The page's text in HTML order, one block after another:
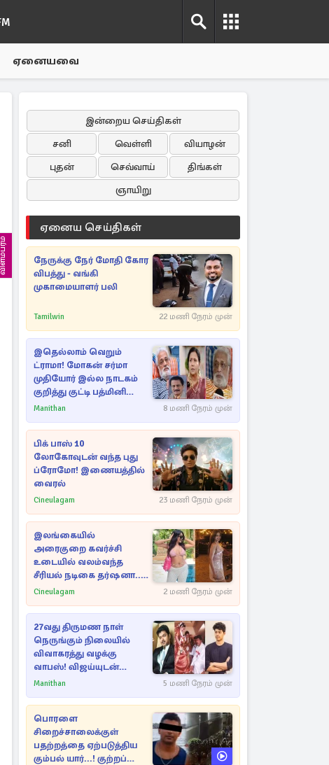
ஏனையவை
இன்றைய செய்திகள்
சனி
வெள்ளி
வியாழன்
புதன்
செவ்வாய்
திங்கள்
ஞாயிறு
ஏனைய செய்திகள்
நேருக்கு நேர் மோதி கோர
விபத்து - வங்கி
முகாமையாளர் பலி
Tamilwin 22 மணி நேரம் முன்
இதெல்லாம் வெறும்
ட்ராமா! மோகன் சர்மா
முதியோர் இல்ல நாடகம்
குறித்து குட்டி பத்மினி
பரபரப்பு பேட்டி
Manithan 8 மணி நேரம் முன்
பிக் பாஸ் 10
லோகோவுடன் வந்த புது
ப்ரோமோ! இணையத்தில்
வைரல்
Cineulagam 23 மணி நேரம் முன்
இலங்கையில்
அரைகுறை கவர்ச்சி
உடையில் வலம்வந்த
சீரியல் நடிகை தர்ஷனா...
அவரே வெளியிட்ட
Cineulagam 2 மணி நேரம் முன்
27வது திருமண நாள்
நெருங்கும் நிலையில்
விவாகரத்து வழக்கு
வாபஸ்! விஜய்யுடன்
மீண்டும் இணைவாரா?
Manithan 5 மணி நேரம் முன்
பொரளை
சிறைச்சாலைக்குள்
பதற்றத்தை ஏற்படுத்திய
கும்பல் யார்...! குற்றப்